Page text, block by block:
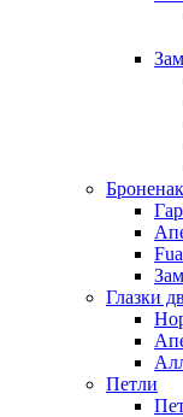
Глазки
Петли